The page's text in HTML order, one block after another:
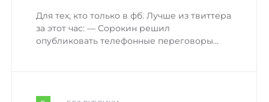
Для тех, кто только в фб. Лучше из твиттера
за этот час: — Сорокин решил
опубликовать телефонные переговоры…